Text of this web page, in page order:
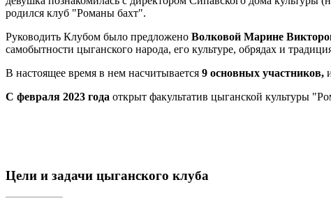
родился клуб "Романы бахт".
Руководить Клубом было предложено Волковой Марине
самобытности цыганского народа, его культуре, обрядах и
В настоящее время в нем насчитывается 9 основных участников,
С февраля 2023 года открыт факультатив цыганской культуры
Цели и задачи цыганского клуба